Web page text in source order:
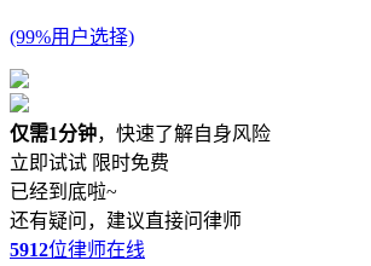
(99%用户选择)
仅需1分钟，快速了解自身风险
立即试试 限时免费
已经到底啦~
还有疑问，建议直接问律师
5912位律师在线